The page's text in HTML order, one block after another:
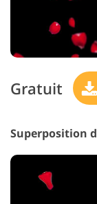
Gratuit
Superposition